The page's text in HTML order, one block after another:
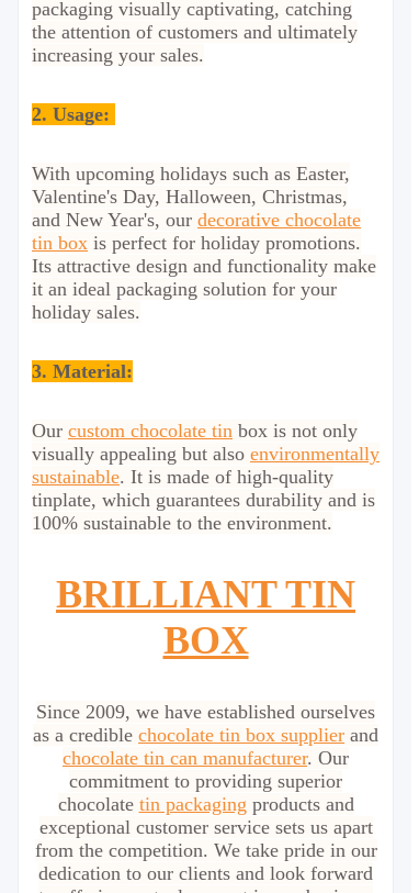
packaging visually captivating, catching
the attention of customers and ultimately
increasing your sales.
2. Usage:
With upcoming holidays such as Easter,
Valentine's Day, Halloween, Christmas,
and New Year's, our decorative chocolate
tin box is perfect for holiday promotions.
Its attractive design and functionality make
it an ideal packaging solution for your
holiday sales.
3. Material:
Our custom chocolate tin box is not only
visually appealing but also environmentally
sustainable. It is made of high-quality
tinplate, which guarantees durability and is
100% sustainable to the environment.
BRILLIANT TIN
BOX
Since 2009, we have established ourselves
as a credible chocolate tin box supplier and
chocolate tin can manufacturer. Our
commitment to providing superior
chocolate tin packaging products and
exceptional customer service sets us apart
from the competition. We take pride in our
dedication to our clients and look forward